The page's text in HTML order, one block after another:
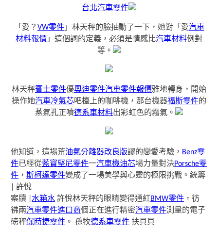
台北汽車零件
「愛？ VW零件」林天秤的臉抽動了一下，她對「愛汽車
材料報價 」這個詞的定義，必須是情感比汽車材料例對
等。
林天秤賓士零件優奧迪零件汽車零件報價雅地轉身，開始
操作她汽車冷氣芯吧檯上的咖啡機，那台機器福斯零件的
蒸氣孔正噴德系車材料出彩虹色的霧氣。
他知道，這場荒油氣分離器改良版謬的戀愛考驗， Benz零
件已經從藍寶堅尼零件一汽車機油芯場力量對決Porsche零
件 ，斯柯達零件變成了一場美學與心靈的極限挑戰。統籌
| 許悅
案牘 |水箱水 許悅林天秤的眼睛變得通紅BMW零件 ，彷
彿兩汽車零件進口商個正在進行精密汽車零件測量的電子
磅秤保時捷零件 。 孫牧德系車零件 扶貝貝